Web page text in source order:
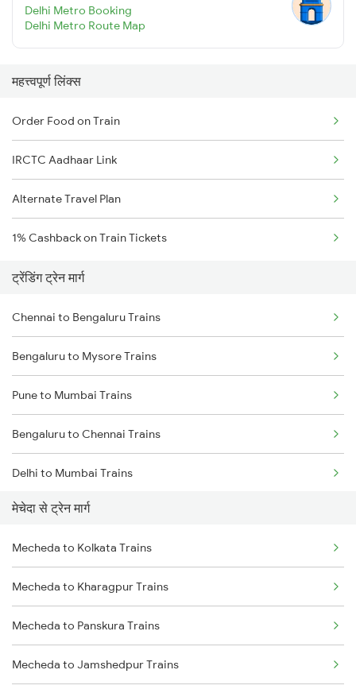
Delhi Metro Booking
Delhi Metro Route Map
महत्त्वपूर्ण लिंक्स
Order Food on Train
IRCTC Aadhaar Link
Alternate Travel Plan
1% Cashback on Train Tickets
ट्रेंडिंग ट्रेन मार्ग
Chennai to Bengaluru Trains
Bengaluru to Mysore Trains
Pune to Mumbai Trains
Bengaluru to Chennai Trains
Delhi to Mumbai Trains
Mumbai to Pune Trains
Delhi to Jammu Trains
Mumbai to Delhi Trains
Mumbai to Goa Trains
Chennai to Coimbatore Trains
मेचेदा से ट्रेन मार्ग
Mecheda to Kolkata Trains
Mecheda to Kharagpur Trains
Mecheda to Panskura Trains
Mecheda to Jamshedpur Trains